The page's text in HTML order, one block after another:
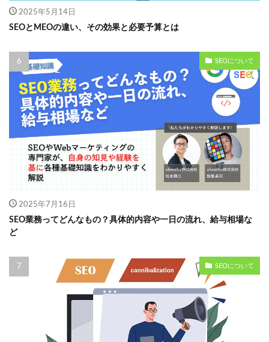
2025年5月14日
SEOとMEOの違い、その効果と必要予算とは
SEOについて
2025年7月16日
SEO業務ってどんなもの？具体的内容や一日の流れ、給与相場な
ど
SEOについて